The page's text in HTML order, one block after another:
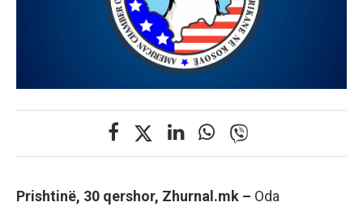
Prishtinë, 30 qershor, Zhurnal.mk – Oda